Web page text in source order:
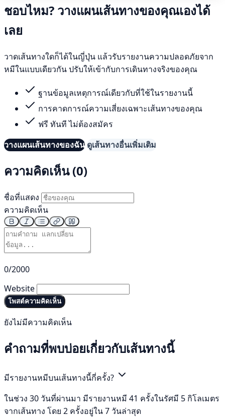
ชอบไหม? วางแผนเส้นทางของคุณเองได้
เลย
วาดเส้นทางใดก็ได้ในญี่ปุ่น แล้วรับรายงานความปลอดภัยจาก
หมีในแบบเดียวกัน ปรับให้เข้ากับการเดินทางจริงของคุณ
ฐานข้อมูลเหตุการณ์เดียวกับที่ใช้ในรายงานนี้
การคาดการณ์ความเสี่ยงเฉพาะเส้นทางของคุณ
ฟรี ทันที ไม่ต้องสมัคร
วางแผนเส้นทางของฉัน ดูเส้นทางอื่นเพิ่มเติม
ความคิดเห็น (0)
ชื่อที่แสดง
ความคิดเห็น
0/2000
Website
โพสต์ความคิดเห็น
ยังไม่มีความคิดเห็น
คำถามที่พบบ่อยเกี่ยวกับเส้นทางนี้
มีรายงานหมีบนเส้นทางนี้กี่ครั้ง?
ในช่วง 30 วันที่ผ่านมา มีรายงานหมี 41 ครั้งในรัศมี 5 กิโลเมตร
จากเส้นทาง โดย 2 ครั้งอยู่ใน 7 วันล่าสุด